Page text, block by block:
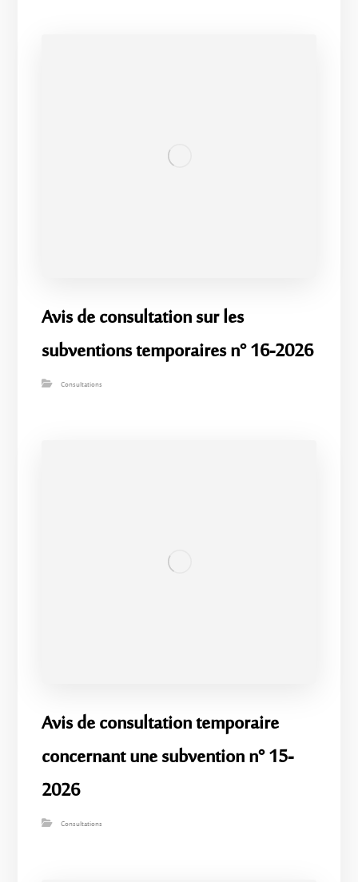
Avis de consultation sur les
subventions temporaires n° 16-2026
Consultations
Avis de consultation temporaire
concernant une subvention n° 15-
2026
Consultations